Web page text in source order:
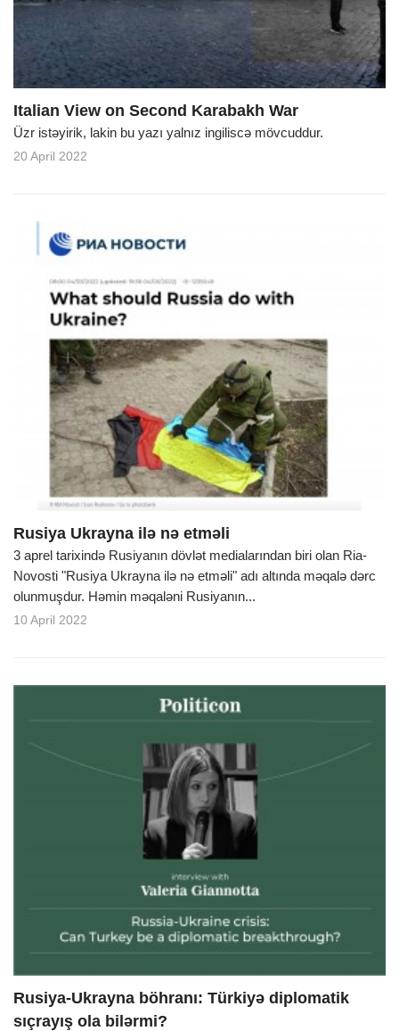
Italian View on Second Karabakh War
Üzr istəyirik, lakin bu yazı yalnız ingiliscə mövcuddur.
20 April 2022
Rusiya Ukrayna ilə nə etməli
3 aprel tarixində Rusiyanın dövlət medialarından biri olan Ria-
Novosti "Rusiya Ukrayna ilə nə etməli" adı altında məqalə dərc
olunmuşdur. Həmin məqaləni Rusiyanın...
10 April 2022
Rusiya-Ukrayna böhranı: Türkiyə diplomatik
sıçrayış ola bilərmi?